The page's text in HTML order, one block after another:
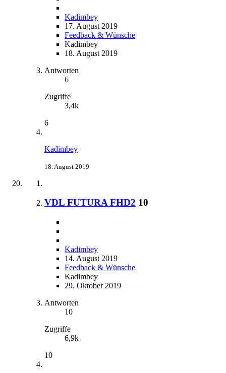
Kadimbey
17. August 2019
Feedback & Wünsche
Kadimbey
18. August 2019
Antworten
6
Zugriffe
3,4k
6
Kadimbey
18. August 2019
VDL FUTURA FHD2 10
Kadimbey
14. August 2019
Feedback & Wünsche
Kadimbey
29. Oktober 2019
Antworten
10
Zugriffe
6,9k
10